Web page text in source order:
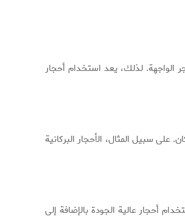
الواجهة. لذلك، يعد استخدام أحجار
على سبيل المثال، الأحجار البركانية
أحجار عالية الجودة بالإضافة إلى